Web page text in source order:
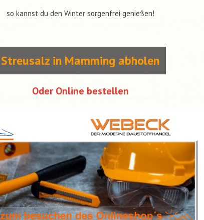
so kannst du den Winter sorgenfrei genießen!
Streusalz in Mamming abholen
Oder Online bestellen